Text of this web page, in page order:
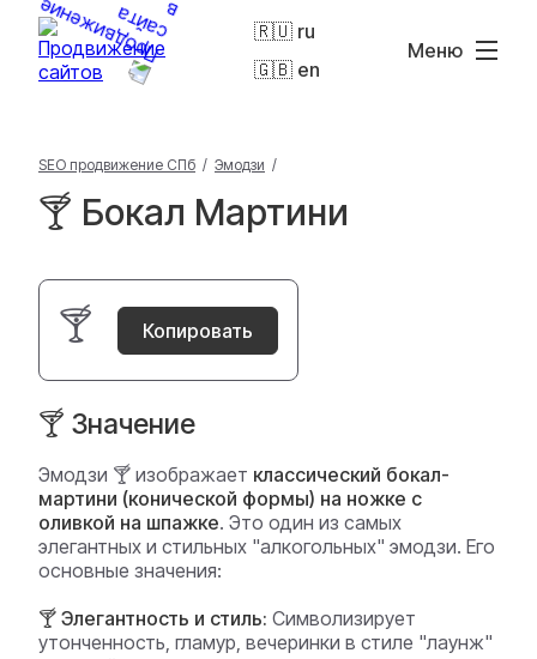
🇷🇺 ru
🇬🇧 en
Меню
SEO продвижение СПб / Эмодзи /
🍸 Бокал Мартини
🍸 Копировать
🍸 Значение
Эмодзи 🍸 изображает классический бокал-
мартини (конической формы) на ножке с
оливкой на шпажке. Это один из самых
элегантных и стильных "алкогольных" эмодзи. Его
основные значения:
🍸 Элегантность и стиль: Символизирует
утонченность, гламур, вечеринки в стиле "лаунж"